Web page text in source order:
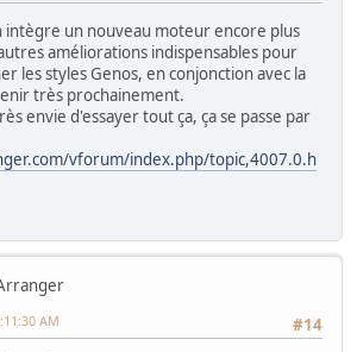
intègre un nouveau moteur encore plus
améliorations indispensables pour
les styles Genos, en conjonction avec la
très prochainement.
envie d'essayer tout ça, ça se passe par
vforum/index.php/topic,4007.0.h
#14
AM